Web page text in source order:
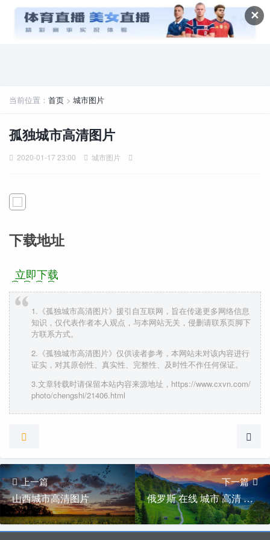
✕
当前位置： 首页 > 城市图片
孤独城市高清图片
2020-01-17 23:00 城市图片
下载地址
立即下载
1.《孤独城市高清图片》援引自互联网，旨在传递更多网络信息
知识，仅代表作者本人观点，与本网站无关，侵删请联系页脚下
方联系方式。
2.《孤独城市高清图片》仅供读者参考，本网站未对该内容进行
证实，对其原创性、真实性、完整性、及时性不作任何保证。
3.文章转载时请保留本站内容来源地址，https://www.cxvn.com/
photo/chengshi/21406.html
上一篇
山西城市高清图片
下一篇
俄罗斯 在线 城市 高清 图片